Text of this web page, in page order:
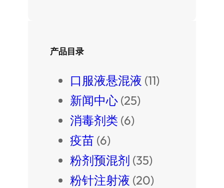
产品目录
口服液悬混液 (11)
新闻中心 (25)
消毒剂类 (6)
疫苗 (6)
粉剂预混剂 (35)
粉针注射液 (20)